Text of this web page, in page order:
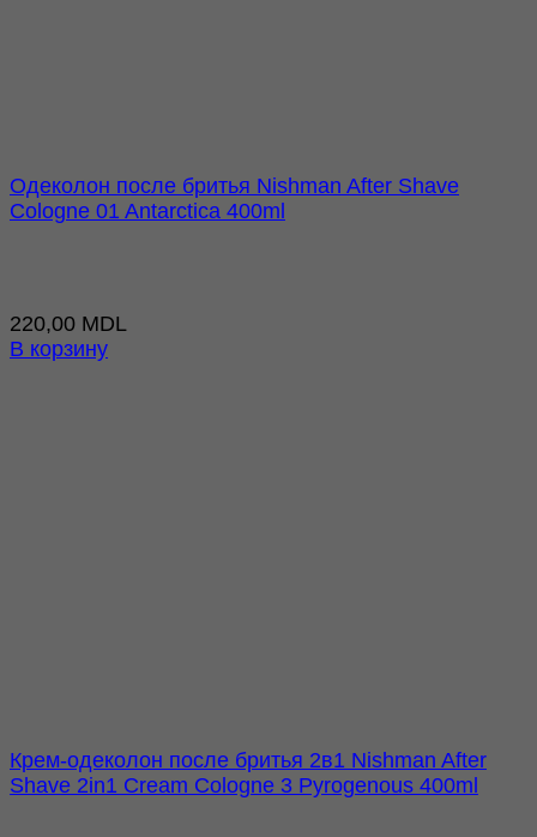
Одеколон после бритья Nishman After Shave
Cologne 01 Antarctica 400ml
220,00 MDL
В корзину
Крем-одеколон после бритья 2в1 Nishman After
Shave 2in1 Cream Cologne 3 Pyrogenous 400ml